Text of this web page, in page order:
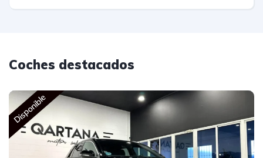
Coches destacados
Disponible